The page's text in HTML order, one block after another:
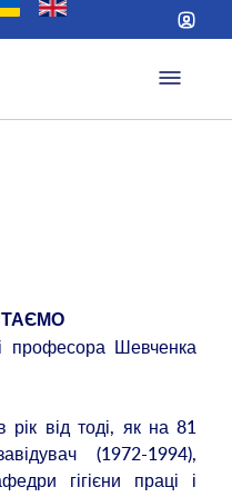
професора Шевченка
від тоді, як на 81
(1972-1994),
гігієни праці і